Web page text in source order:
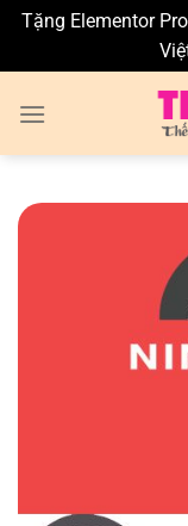
Tặng Elementor